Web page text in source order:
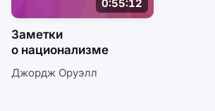
0:55:12
Заметки
о национализме
Джордж Оруэлл